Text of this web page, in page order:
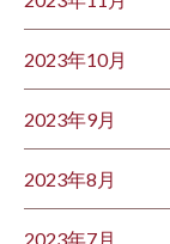
2023年10月
2023年9月
2023年8月
2023年7月